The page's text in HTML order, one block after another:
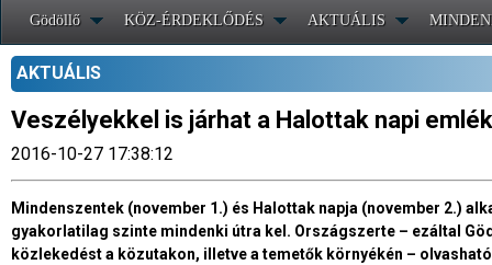
Gödöllő KÖZ-ÉRDEKLŐDÉS AKTUÁLIS
AKTUÁLIS
Veszélyekkel is járhat a Halottak napi
2016-10-27 17:38:12
Mindenszentek (november 1.) és Halottak napja (november 2.)
gyakorlatilag szinte mindenki útra kel. Országszerte – ezáltal
közlekedést a közutakon, illetve a temetők környékén –